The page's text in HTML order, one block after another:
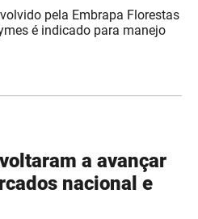
pela Embrapa Florestas
é indicado para manejo
a avançar
nacional e